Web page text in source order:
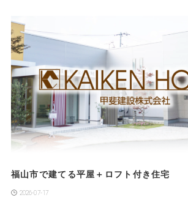
福山市で建てる平屋＋ロフト付き住宅
2026-07-17